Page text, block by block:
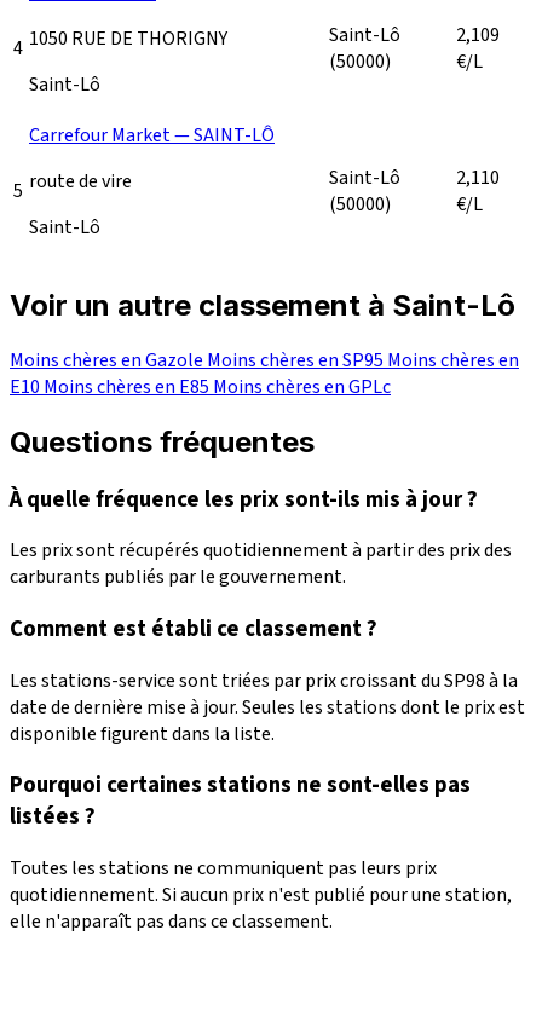
4 1050 RUE DE THORIGNY
Saint-Lô
Saint-Lô
(50000)
2,109
€/L
5
Carrefour Market — SAINT-LÔ
route de vire
Saint-Lô
Saint-Lô
(50000)
2,110
€/L
Voir un autre classement à Saint-Lô
Moins chères en Gazole Moins chères en SP95 Moins chères en
E10 Moins chères en E85 Moins chères en GPLc
Questions fréquentes
À quelle fréquence les prix sont-ils mis à jour ?
Les prix sont récupérés quotidiennement à partir des prix des
carburants publiés par le gouvernement.
Comment est établi ce classement ?
Les stations-service sont triées par prix croissant du SP98 à la
date de dernière mise à jour. Seules les stations dont le prix est
disponible figurent dans la liste.
Pourquoi certaines stations ne sont-elles pas
listées ?
Toutes les stations ne communiquent pas leurs prix
quotidiennement. Si aucun prix n'est publié pour une station,
elle n'apparaît pas dans ce classement.